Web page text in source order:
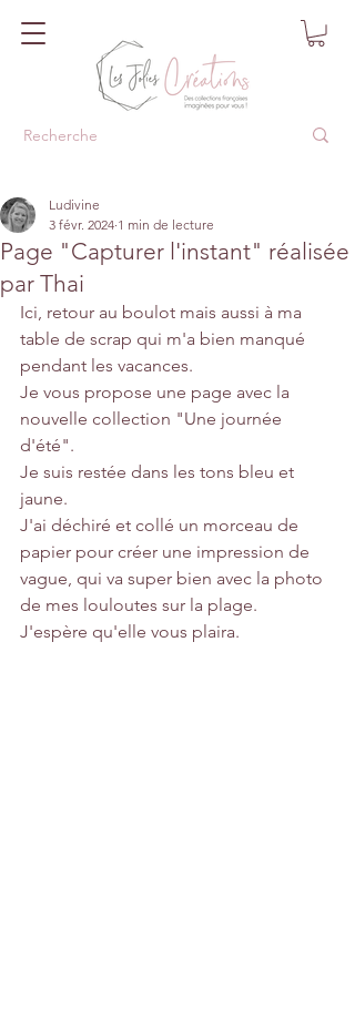
Page "Capturer l'instant" réalisée
par Thai
Ludivine
3 févr. 2024 1 min de lecture
Ici, retour au boulot mais aussi à ma
table de scrap qui m'a bien manqué
pendant les vacances.
Je vous propose une page avec la
nouvelle collection "Une journée
d'été".
Je suis restée dans les tons bleu et
jaune.
J'ai déchiré et collé un morceau de
papier pour créer une impression de
vague, qui va super bien avec la photo
de mes louloutes sur la plage.
J'espère qu'elle vous plaira.